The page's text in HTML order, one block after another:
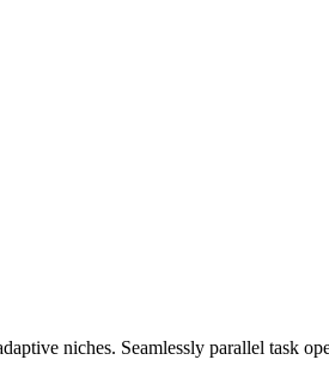
niches. Seamlessly parallel task